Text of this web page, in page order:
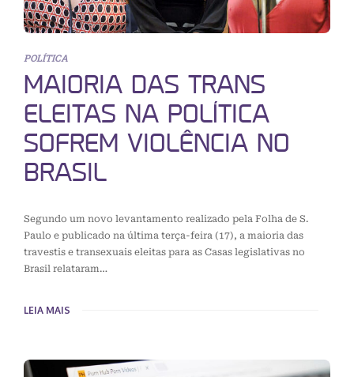
POLÍTICA
MAIORIA DAS TRANS
ELEITAS NA POLÍTICA
SOFREM VIOLÊNCIA NO
BRASIL
Segundo um novo levantamento realizado pela Folha de S.
Paulo e publicado na última terça-feira (17), a maioria das
travestis e transexuais eleitas para as Casas legislativas no
Brasil relataram…
LEIA MAIS